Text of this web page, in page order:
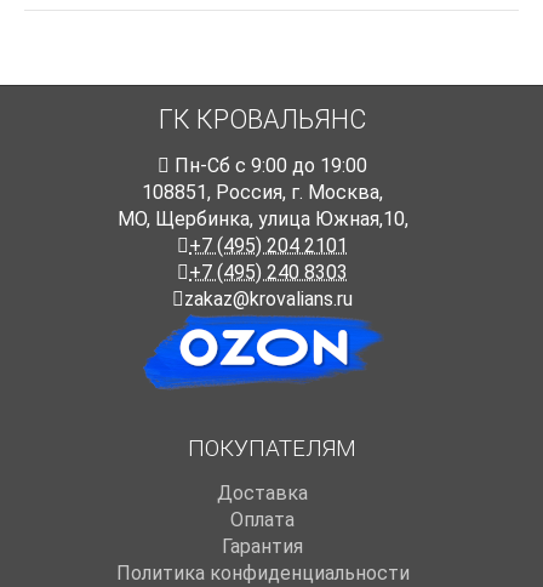
ГК КРОВАЛЬЯНС
Пн-Cб с 9:00 до 19:00
108851, Россия, г. Москва,
МО, Щербинка, улица Южная,10,
+7 (495) 204 2101
+7 (495) 240 8303
zakaz@krovalians.ru
ПОКУПАТЕЛЯМ
Доставка
Оплата
Гарантия
Политика конфиденциальности